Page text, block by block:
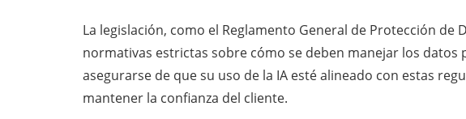
La legislación, como el Reglamento General de Protección de
normativas estrictas sobre cómo se deben manejar los datos
asegurarse de que su uso de la IA esté alineado con estas
mantener la confianza del cliente.